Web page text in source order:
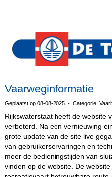
Vaarweginformatie
Geplaatst op 08-08-2025 - Categorie:
Rijkswaterstaat heeft de website
verbeterd. Na een vernieuwing
grote update van de site live
van gebruikerservaringen en
meer de bedieningstijden van
vinden op de website. De